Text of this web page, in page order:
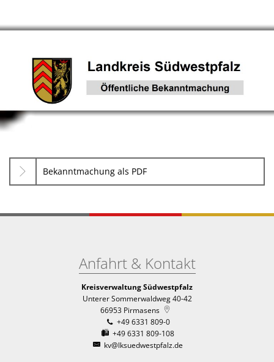
Bekanntmachung als PDF
Anfahrt & Kontakt
Kreisverwaltung Südwestpfalz
Unterer Sommerwaldweg 40-42
66953 Pirmasens
+49 6331 809-0
+49 6331 809-108
kv@lksuedwestpfalz.de